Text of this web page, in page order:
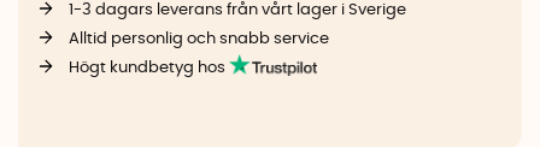
1-3 dagars leverans från vårt lager i Sverige
Alltid personlig och snabb service
Högt kundbetyg hos